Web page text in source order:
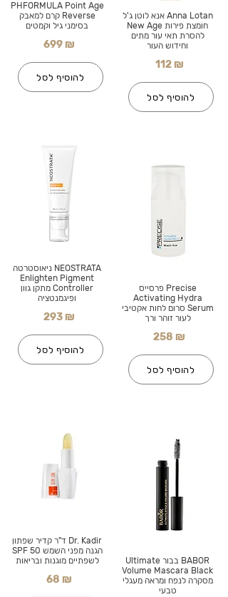
PHFORMULA Point Age
Reverse קרם למאבק
בסימני גיל וקמטים
699 ₪
להוסיף לסל
NEOSTRATA ניאוסטרטה
Enlighten Pigment
Controller מתקן גוון
ופיגמנטציה
293 ₪
להוסיף לסל
Dr. Kadir ד"ר קדיר שפתון
הגנה מפני השמש SPF 50
לשפתיים מוגנות ובריאות
68 ₪
Anna Lotan אנא לוטן ג'ל
חומצת פירות New Age
להסרת תאי עור מתים
וחידוש העור
112 ₪
להוסיף לסל
Precise פרסייס
Activating Hydra
Serum סרום לחות אקטיבי
לעור זוהר ורך
258 ₪
להוסיף לסל
BABOR בבור Ultimate
Volume Mascara Black
מסקרה לנפח ומראה מעגלי
טבעי